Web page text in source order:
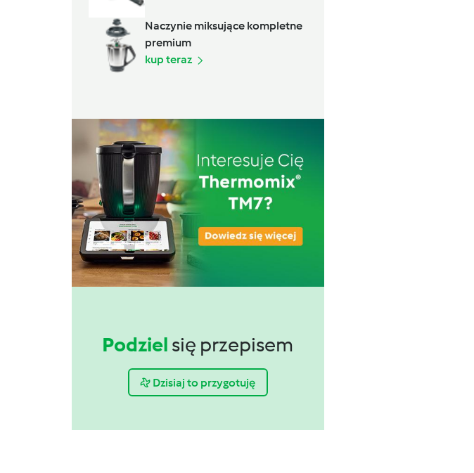
Naczynie miksujące kompletne
premium
kup teraz
Podziel się przepisem
Dzisiaj to przygotuję